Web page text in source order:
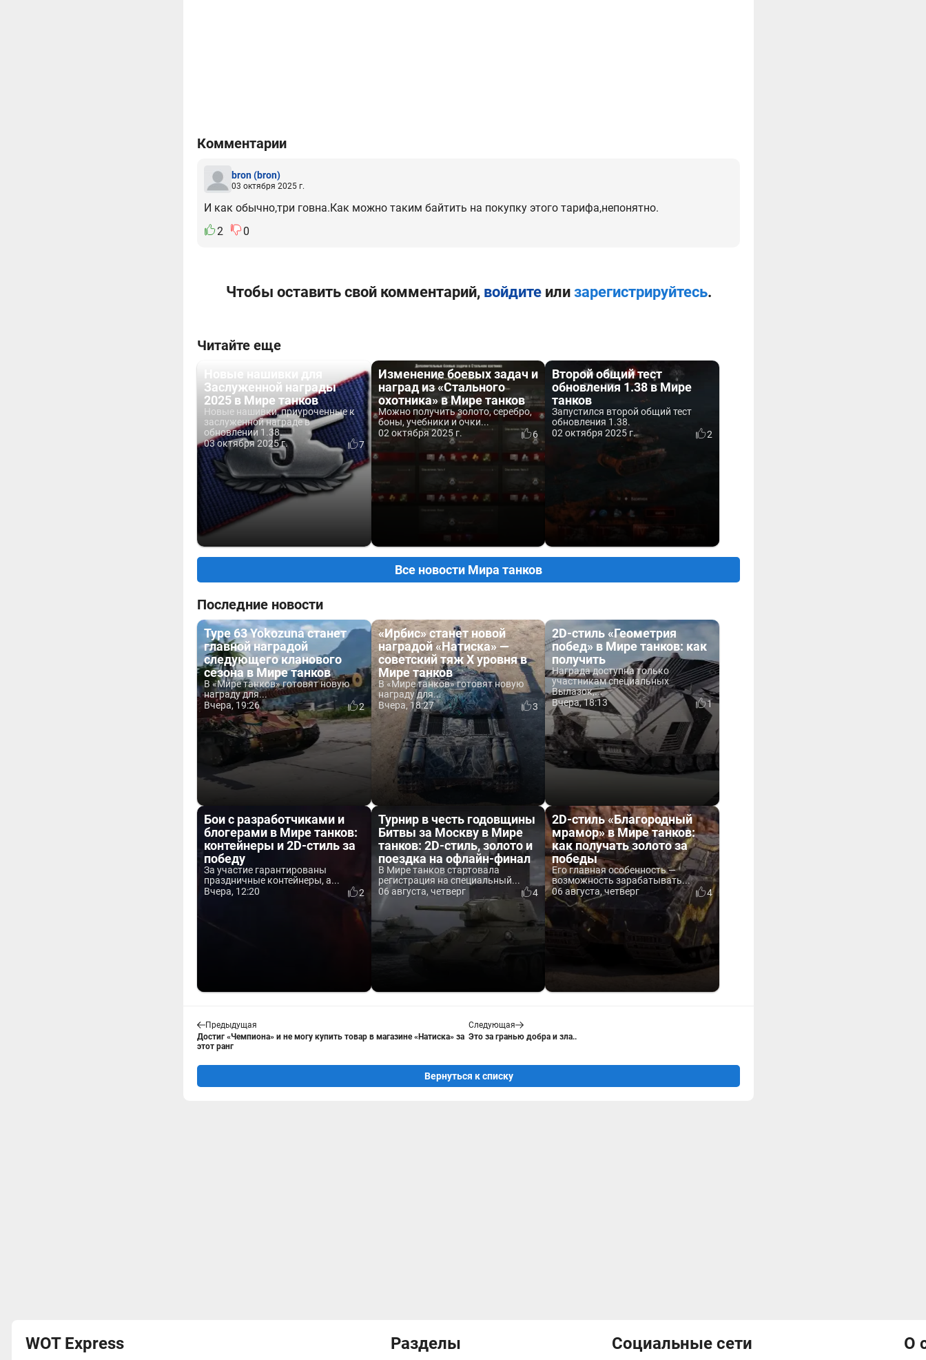
Комментарии
bron(bron)
03 октября 2025 г.
И как обычно,три говна.Как можно таким байтить на покупку этого тарифа,непонятно.
2
0
Чтобы оставить свой комментарий, войдитеили зарегистрируйтесь.
Читайте еще
Заслуженной награды
2025 в Мире танков
Новые нашивки, приуроченные к
заслуженной награде в
обновлении 1.38.
03 октября 2025 г.
7
Изменение боевых задач и
наград из «Стального
охотника» в Мире танков
Можно получить золото, серебро,
боны, учебники и очки...
02 октября 2025 г.
6
Второй общий тест
обновления 1.38 в Мире
танков
Запустился второй общий тест
обновления 1.38.
02 октября 2025 г.
2
Все новости Мира танков
Последние новости
Type 63 Yokozuna станет
главной наградой
следующего кланового
сезона в Мире танков
В «Мире танков» готовят новую
награду для...
Вчера, 19:26
2
«Ирбис» станет новой
наградой «Натиска» —
советский тяж X уровня в
Мире танков
В «Мире танков» готовят новую
награду для...
Вчера, 18:27
3
2D-стиль «Геометрия
побед» в Мире танков: как
получить
Награда доступна только
участникам специальных
Вылазок,...
Вчера, 18:13
1
Бои с разработчиками и
блогерами в Мире танков:
контейнеры и 2D-стиль за
победу
За участие гарантированы
праздничные контейнеры, а...
Вчера, 12:20
2
Турнир в честь годовщины
Битвы за Москву в Мире
танков: 2D-стиль, золото и
поездка на офлайн-финал
В Мире танков стартовала
регистрация на специальный...
06 августа, четверг
4
2D-стиль «Благородный
мрамор» в Мире танков:
как получать золото за
победы
Его главная особенность —
возможность зарабатывать...
06 августа, четверг
4
Предыдущая
Достиг «Чемпиона» и не могу купить товар в магазине «Натиска» за
этот ранг
Следующая
Это за гранью добра и зла..
Вернуться к списку
WOT Express Разделы Социальные сети О